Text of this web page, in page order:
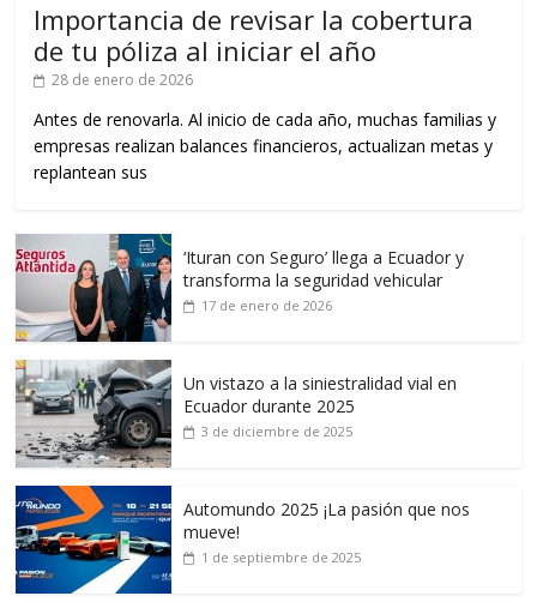
Importancia de revisar la cobertura
de tu póliza al iniciar el año
28 de enero de 2026
Antes de renovarla. Al inicio de cada año, muchas familias y
empresas realizan balances financieros, actualizan metas y
replantean sus
‘Ituran con Seguro’ llega a Ecuador y
transforma la seguridad vehicular
17 de enero de 2026
Un vistazo a la siniestralidad vial en
Ecuador durante 2025
3 de diciembre de 2025
Automundo 2025 ¡La pasión que nos
mueve!
1 de septiembre de 2025